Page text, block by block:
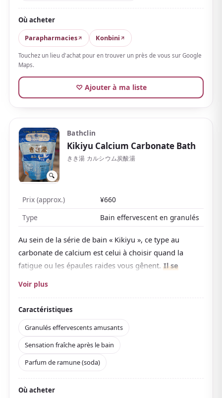
apprécié contre la fatigue, les épaules raides et la
sensibilité au froid, parfait pour décompresser en fin
de journée. Enveloppé d'unparfum frais de yuzu
laisse une sensation de fraîcheur.
L'eau reste légère plutôt que collante et, légèrement
acide, elle est assez douce pour toute la famille.En
emballage individuel, léger et abordable même en
japonais.
La large gamme de parfums — forêt, cyprès hinoki,
lavande et plus — est un atout de plus.
Où acheter
Parapharmacies
Konbini
Touchez un lieu d'achat pour en trouver un près de vous sur Google
Maps.
♡ Ajouter à ma liste
🔍
Bathclin
Kikiyu Calcium Carbonate Bath
きき湯 カルシウム炭酸湯
Prix (approx.)
¥660
Type
Bain effervescent en granulés
Au sein de la série de bain « Kikiyu », ce type au
carbonate de calcium est celui à choisir quand la
fatigue ou les épaules raides vous gênent. Il se
dès qu'ils touchent l'eau
Le dioxyde de carbone et le carbonate de calcium
renforcent l'effet réchauffant et vous chauffent
doucement de l'intérieur. Produit quasi-
médicamenteux apprécié contre la fatigue, les épaules
raides et la sensibilité au froid, idéal pour qui veut un
bain long et tranquille.
Il contient aussi du zinc comme agent hydratant.
Voir plus
Caractéristiques
Granulés effervescents amusants
Sensation fraîche après le bain
Parfum de ramune (soda)
Où acheter